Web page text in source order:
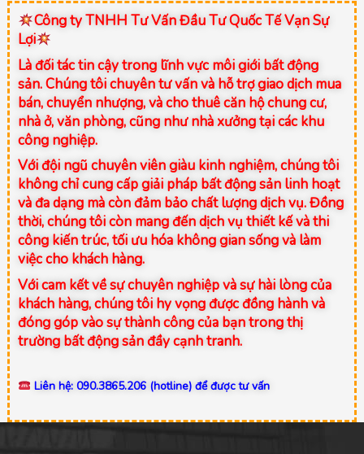
Công ty TNHH Tư Vấn Đầu Tư Quốc Tế Vạn Sự
Lợi
Là đối tác tin cậy trong lĩnh vực môi giới bất động
sản. Chúng tôi chuyên tư vấn và hỗ trợ giao dịch mua
bán, chuyển nhượng, và cho thuê căn hộ chung cư,
nhà ở, văn phòng, cũng như nhà xưởng tại các khu
công nghiệp.
Với đội ngũ chuyên viên giàu kinh nghiệm, chúng tôi
không chỉ cung cấp giải pháp bất động sản linh hoạt
và đa dạng mà còn đảm bảo chất lượng dịch vụ. Đồng
thời, chúng tôi còn mang đến dịch vụ thiết kế và thi
công kiến trúc, tối ưu hóa không gian sống và làm
việc cho khách hàng.
Với cam kết về sự chuyên nghiệp và sự hài lòng của
khách hàng, chúng tôi hy vọng được đồng hành và
đóng góp vào sự thành công của bạn trong thị
trường bất động sản đầy cạnh tranh.
Liên hệ: 090.3865.206 (hotline) để được tư vấn